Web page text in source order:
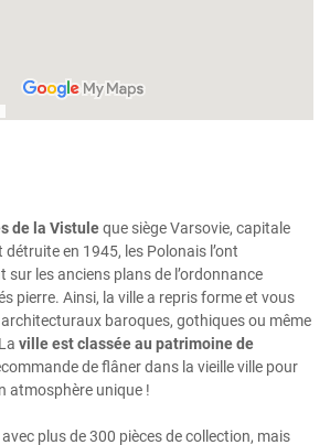
de la Vistuleque siège Varsovie, capitale
en 1945, les Polonais l’ont
les anciens plans de l’ordonnance
pierre. Ainsi, la ville a repris forme et vous
baroques, gothiques ou même
ville est classée au patrimoine de
de flâner dans la vieille ville pour
atmosphère unique !
plus de 300 pièces de collection, mais